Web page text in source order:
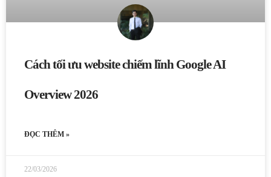
Cách tối ưu website chiếm lĩnh Google AI
Overview 2026
ĐỌC THÊM »
22/03/2026